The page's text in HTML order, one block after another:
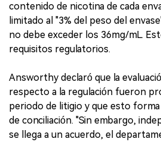
contenido de nicotina de cada
limitado al "3% del peso del
no debe exceder los 36mg/mL.
requisitos regulatorios.
Answorthy declaró que la
respecto a la regulación fueron
periodo de litigio y que esto
de conciliación. "Sin embargo,
se llega a un acuerdo, el